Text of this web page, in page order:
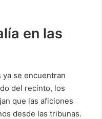
en las
ya se encuentran
del recinto, los
que las aficiones
desde las tribunas.